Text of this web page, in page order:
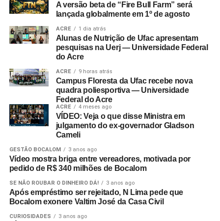
A versão beta de “Fire Bull Farm” será
lançada globalmente em 1º de agosto
ACRE 1 dia atrás
Alunas de Nutrição de Ufac apresentam
pesquisas na Uerj — Universidade Federal
do Acre
ACRE 9 horas atrás
Campus Floresta da Ufac recebe nova
quadra poliesportiva — Universidade
Federal do Acre
ACRE 4 meses ago
VÍDEO: Veja o que disse Ministra em
julgamento do ex-governador Gladson
Cameli
GESTÃO BOCALOM 3 anos ago
Vídeo mostra briga entre vereadores, motivada por
pedido de R$ 340 milhões de Bocalom
SE NÃO ROUBAR O DINHEIRO DÁ! 3 anos ago
Após empréstimo ser rejeitado, N Lima pede que
Bocalom exonere Valtim José da Casa Civil
CURIOSIDADES 3 anos ago